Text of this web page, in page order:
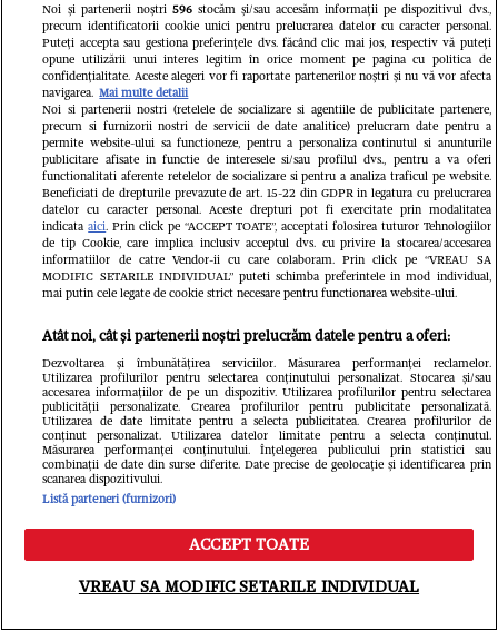
Fii primul care afla toate noutățilemondene
Newsletter
Cel mai nou VIDEO
Cele mai vândute colecții!
Meniu Caută
Noi și partenerii noștri 596stocăm și/sau accesăm informații pe dispozitivul dvs.,
precum identificatorii cookie unici pentru prelucrarea datelor cu caracter personal.
Puteți accepta sau gestiona preferințele dvs. făcând clic mai jos, respectiv vă puteți
opune utilizării unui interes legitim în orice moment pe pagina cu politica de
confidențialitate. Aceste alegeri vor fi raportate partenerilor noștri și nu vă vor afecta
navigarea. Mai multe detalii
Noi si partenerii nostri (retelele de socializare si agentiile de publicitate partenere,
precum si furnizorii nostri de servicii de date analitice) prelucram date pentru a
permite website-ului sa functioneze, pentru a personaliza continutul si anunturile
publicitare afisate in functie de interesele si/sau profilul dvs., pentru a va oferi
functionalitati aferente retelelor de socializare si pentru a analiza traficul pe website.
Beneficiati de drepturile prevazute de art. 15-22 din GDPR in legatura cu prelucrarea
datelor cu caracter personal. Aceste drepturi pot fi exercitate prin modalitatea
indicataaici. Prin click pe “ACCEPT TOATE”, acceptati folosirea tuturor Tehnologiilor
de tip Cookie, care implica inclusiv acceptul dvs. cu privire la stocarea/accesarea
informatiilor de catre Vendor-ii cu care colaboram. Prin click pe “VREAU SA
MODIFIC SETARILE INDIVIDUAL” puteti schimba preferintele in mod individual,
mai putin cele legate de cookie strict necesare pentru functionarea website-ului.
Atât noi, cât și partenerii noștri prelucrăm datele pentru a oferi:
Dezvoltarea și îmbunătățirea serviciilor. Măsurarea performanței reclamelor.
Utilizarea profilurilor pentru selectarea conținutului personalizat. Stocarea și/sau
accesarea informațiilor de pe un dispozitiv. Utilizarea profilurilor pentru selectarea
publicității personalizate. Crearea profilurilor pentru publicitate personalizată.
Utilizarea de date limitate pentru a selecta publicitatea. Crearea profilurilor de
conținut personalizat. Utilizarea datelor limitate pentru a selecta conținutul.
Măsurarea performanței conținutului. Înțelegerea publicului prin statistici sau
combinații de date din surse diferite. Date precise de geolocație și identificarea prin
scanarea dispozitivului.
Listă parteneri (furnizori)
ACCEPT TOATE
VREAU SA MODIFIC SETARILE INDIVIDUAL